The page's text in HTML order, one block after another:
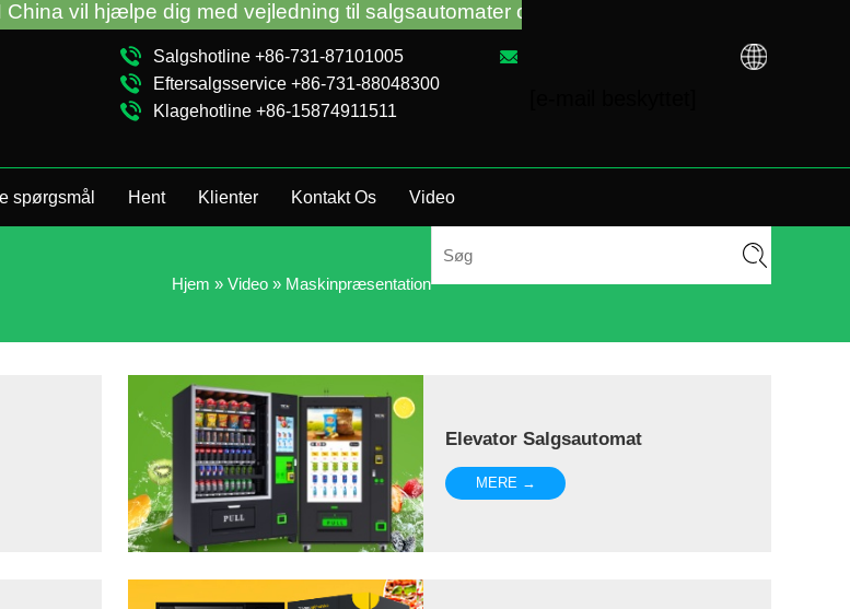
Salgshotline +86-731-87101005
Eftersalgsservice +86-731-88048300
Klagehotline +86-15874911511
spørgsmål Hent Klienter Kontakt Os Video
Hjem » Video » Maskinpræsentation
Elevator Salgsautomat
MERE →
vil hjælpe dig med vejledning til salgsautomater og fejlfinding, uanset du har købt VM